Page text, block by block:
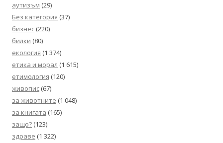
аутизъм (29)
Без категория (37)
бизнес (220)
билки (80)
екология (1 374)
етика и морал (1 615)
етимология (120)
живопис (67)
за животните (1 048)
за книгата (165)
защо? (123)
здраве (1 322)